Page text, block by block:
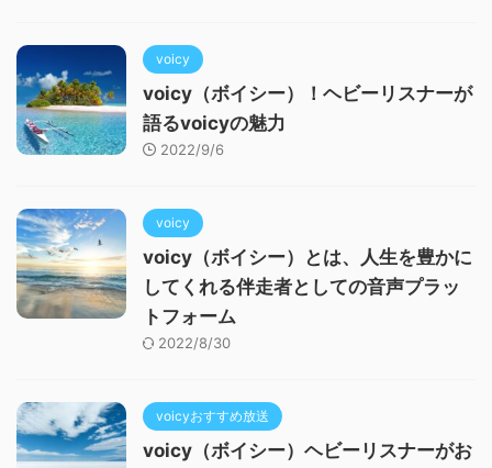
voicy
voicy（ボイシー）！ヘビーリスナーが
語るvoicyの魅力
2022/9/6
voicy
voicy（ボイシー）とは、人生を豊かに
してくれる伴走者としての音声プラッ
トフォーム
2022/8/30
voicyおすすめ放送
voicy（ボイシー）ヘビーリスナーがお